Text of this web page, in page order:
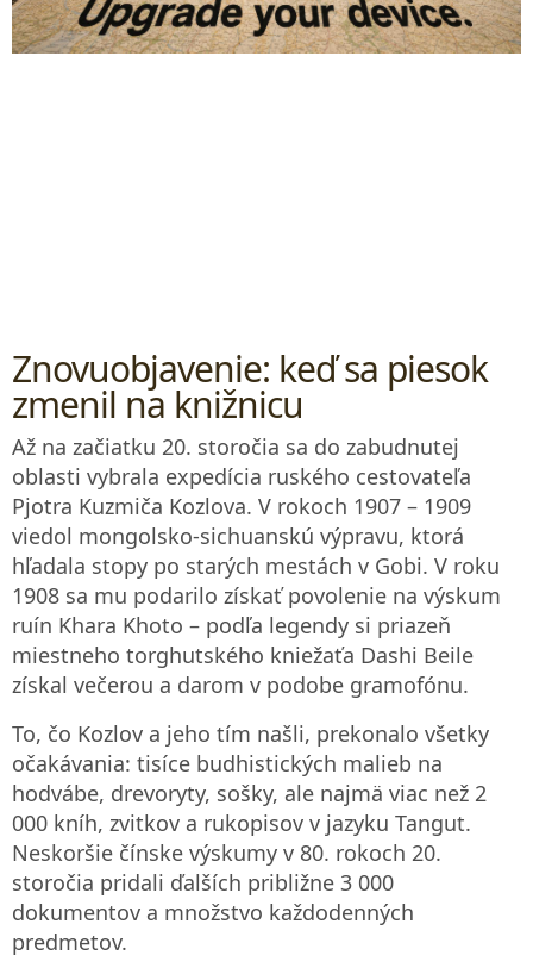
Znovuobjavenie: keď sa piesok
zmenil na knižnicu
Až na začiatku 20. storočia sa do zabudnutej
oblasti vybrala expedícia ruského cestovateľa
Pjotra Kuzmiča Kozlova. V rokoch 1907 – 1909
viedol mongolsko‑sichuanskú výpravu, ktorá
hľadala stopy po starých mestách v Gobi. V roku
1908 sa mu podarilo získať povolenie na výskum
ruín Khara Khoto – podľa legendy si priazeň
miestneho torghutského kniežaťa Dashi Beile
získal večerou a darom v podobe gramofónu.
To, čo Kozlov a jeho tím našli, prekonalo všetky
očakávania: tisíce budhistických malieb na
hodvábe, drevoryty, sošky, ale najmä viac než 2
000 kníh, zvitkov a rukopisov v jazyku Tangut.
Neskoršie čínske výskumy v 80. rokoch 20.
storočia pridali ďalších približne 3 000
dokumentov a množstvo každodenných
predmetov.